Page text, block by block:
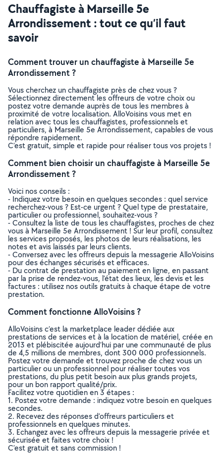
Chauffagiste à Marseille 5e
Arrondissement : tout ce qu’il faut
savoir
Comment trouver un chauffagiste à Marseille 5e
Arrondissement ?
Vous cherchez un chauffagiste près de chez vous ?
Sélectionnez directement les offreurs de votre choix ou
postez votre demande auprès de tous les membres à
proximité de votre localisation. AlloVoisins vous met en
relation avec tous les chauffagistes, professionnels et
particuliers, à Marseille 5e Arrondissement, capables de vous
répondre rapidement.
C’est gratuit, simple et rapide pour réaliser tous vos projets !
Comment bien choisir un chauffagiste à Marseille 5e
Arrondissement ?
Voici nos conseils :
- Indiquez votre besoin en quelques secondes : quel service
recherchez-vous ? Est-ce urgent ? Quel type de prestataire,
particulier ou professionnel, souhaitez-vous ?
- Consultez la liste de tous les chauffagistes, proches de chez
vous à Marseille 5e Arrondissement ! Sur leur profil, consultez
les services proposés, les photos de leurs réalisations, les
notes et avis laissés par leurs clients.
- Conversez avec les offreurs depuis la messagerie AlloVoisins
pour des échanges sécurisés et efficaces.
- Du contrat de prestation au paiement en ligne, en passant
par la prise de rendez-vous, l’état des lieux, les devis et les
factures : utilisez nos outils gratuits à chaque étape de votre
prestation.
Comment fonctionne AlloVoisins ?
AlloVoisins c’est la marketplace leader dédiée aux
prestations de services et à la location de matériel, créée en
2013 et plébiscitée aujourd’hui par une communauté de plus
de 4,5 millions de membres, dont 300 000 professionnels.
Postez votre demande et trouvez proche de chez vous un
particulier ou un professionnel pour réaliser toutes vos
prestations, du plus petit besoin aux plus grands projets,
pour un bon rapport qualité/prix.
Facilitez votre quotidien en 3 étapes :
1. Postez votre demande : indiquez votre besoin en quelques
secondes.
2. Recevez des réponses d’offreurs particuliers et
professionnels en quelques minutes.
3. Echangez avec les offreurs depuis la messagerie privée et
sécurisée et faites votre choix !
C’est gratuit et sans commission !